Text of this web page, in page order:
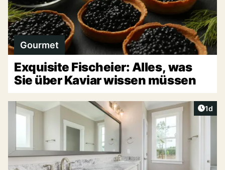
Gourmet
Exquisite Fischeier: Alles, was
Sie über Kaviar wissen müssen
1d